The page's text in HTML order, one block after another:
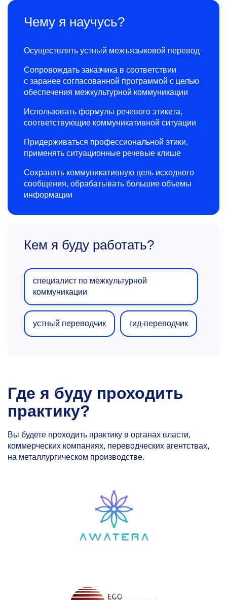
Чему я научусь?
Осуществлять устный межъязыковой перевод
Сопровождать заказчика в соответствии
с заранее согласованной программой с целью
обеспечения межкультурной коммуникации
Использовать формулы речевого этикета,
соответствующие коммуникативной ситуации
Придерживаться профессиональной этики,
применять ситуационные речевые клише
Сохранять коммуникативную цель исходного
сообщения, обрабатывать большие объемы
информации
Кем я буду работать?
специалист по межкультурной
коммуникации
устный переводчик гид-переводчик
Где я буду проходить
практику?
Вы будете проходить практику в органах власти,
коммерческих компаниях, переводческих агентствах,
на металлургическом производстве.